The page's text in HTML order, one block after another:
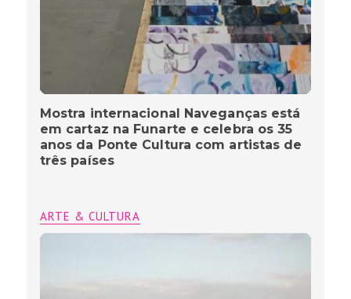
Mostra internacional Naveganças está
em cartaz na Funarte e celebra os 35
anos da Ponte Cultura com artistas de
três países
ARTE & CULTURA